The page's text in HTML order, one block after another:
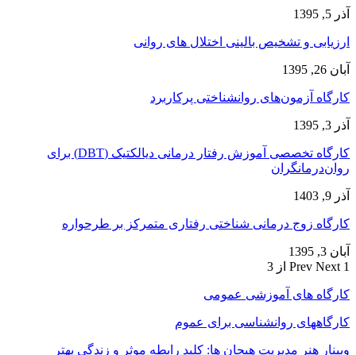
آذر 5, 1395
ارزیابی و تشخیص بالینی اختلال های روانی
آبان 26, 1395
کارگاه آزمون‌های روانشناختی پرکاربرد
آذر 3, 1395
کارگاه تخصصی آموزش رفتار درمانی دیالکتیک (DBT) برای
روان‌درمانگران
آذر 9, 1403
کارگاه زوج‌ درمانی شناختی رفتاری متمرکز بر طرحواره
آبان 3, 1395
Prev Next 1 از 3
کارگاه های آموزشی عمومی
کارگاههای روانشناسی برای عموم
وبینار هنر مدیریت هیجان ها: کلید رابطه موثر و زندگی بهتر